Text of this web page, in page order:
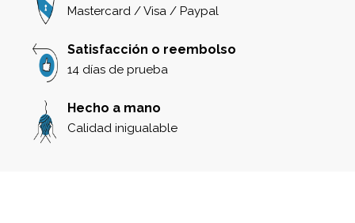
Mastercard / Visa / Paypal
Satisfacción o reembolso
14 días de prueba
Hecho a mano
Calidad inigualable